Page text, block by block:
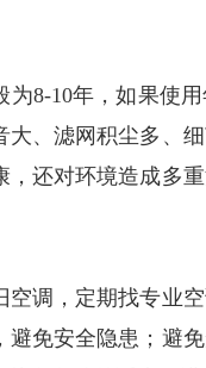
10年，如果使用
大、滤网积尘多、
还对环境造成多
，定期找专业空
免安全隐患；避